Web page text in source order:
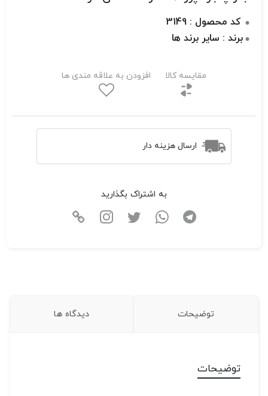
کد محصول : 3149
برند : سایر برند ها
مقایسه کالا افزودن به علاقه مندی ها
ارسال هزینه دار
به اشتراک بگذارید
توضیحات دیدگاه ها
توضیحات